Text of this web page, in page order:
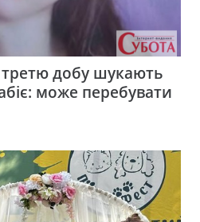
добу шукають
може перебувати